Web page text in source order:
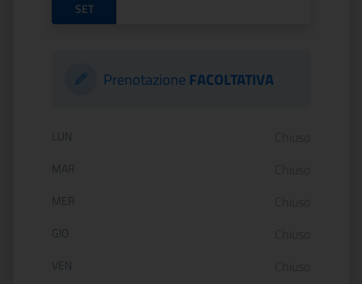
SET
Prenotazione FACOLTATIVA
Orario di apertura:
LUN
MAR
MER
GIO
VEN